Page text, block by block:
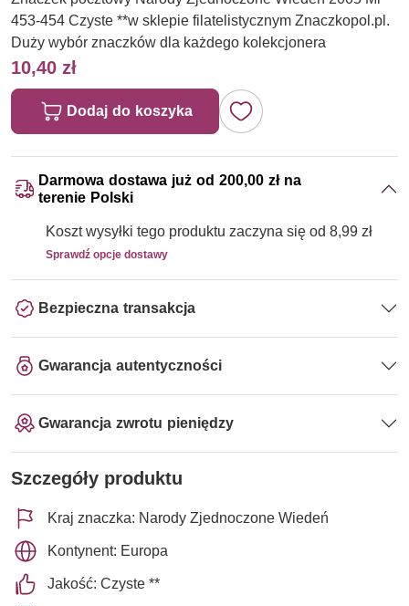
453-454 Czyste **w sklepie filatelistycznym Znaczkopol.pl.
Duży wybór znaczków dla każdego kolekcjonera
10,40 zł
Dodaj do koszyka
Darmowa dostawa już od 200,00 zł na
terenie Polski
Koszt wysyłki tego produktu zaczyna się od 8,99 zł
Sprawdź opcje dostawy
Bezpieczna transakcja
Gwarancja autentyczności
Gwarancja zwrotu pieniędzy
Szczegóły produktu
Kraj znaczka: Narody Zjednoczone Wiedeń
Kontynent: Europa
Jakość: Czyste **